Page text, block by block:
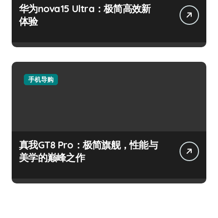
华为nova15 Ultra：极简高效新
体验
手机导购
真我GT8 Pro：极简旗舰，性能与
美学的巅峰之作